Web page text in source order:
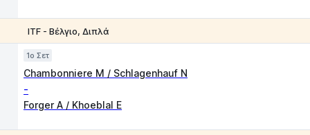
ITF - Βέλγιο, Διπλά
1o Σετ
Chambonniere M / Schlagenhauf N
-
Forger A / Khoeblal E